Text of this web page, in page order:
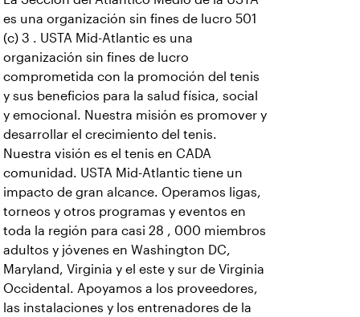
es una organización sin fines de lucro 501
(c) 3 . USTA Mid-Atlantic es una
organización sin fines de lucro
comprometida con la promoción del tenis
y sus beneficios para la salud física, social
y emocional. Nuestra misión es promover y
desarrollar el crecimiento del tenis.
Nuestra visión es el tenis en CADA
comunidad. USTA Mid-Atlantic tiene un
impacto de gran alcance. Operamos ligas,
torneos y otros programas y eventos en
toda la región para casi 28 , 000 miembros
adultos y jóvenes en Washington DC,
Maryland, Virginia y el este y sur de Virginia
Occidental. Apoyamos a los proveedores,
las instalaciones y los entrenadores de la